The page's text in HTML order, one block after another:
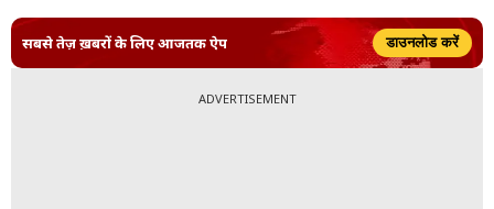
सबसे तेज़ ख़बरों के लिए आजतक ऐप डाउनलोड करें
ADVERTISEMENT